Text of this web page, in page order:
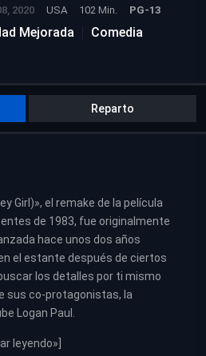
2020 USA 102 Min. PG-13
Mejorada
Comedia
Reparto
Girl)», el remake de la película
de 1983, fue originalmente
hace unos dos años
el estante después de ciertos
los detalles por ti mismo
sus co-protagonistas, la
Logan Paul.
leyendo»]